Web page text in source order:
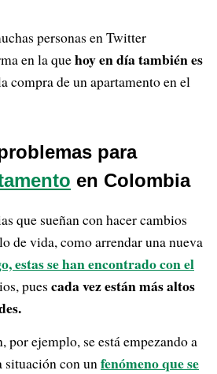
personas en Twitter
en la quehoy en día también es
compra de un apartamento en el
para
en Colombia
que sueñan con hacer cambios
de vida, como arrendar una nueva
estas se han encontrado con el
pues cada vez están más altos
por ejemplo, se está empezando a
situación con unfenómeno que se